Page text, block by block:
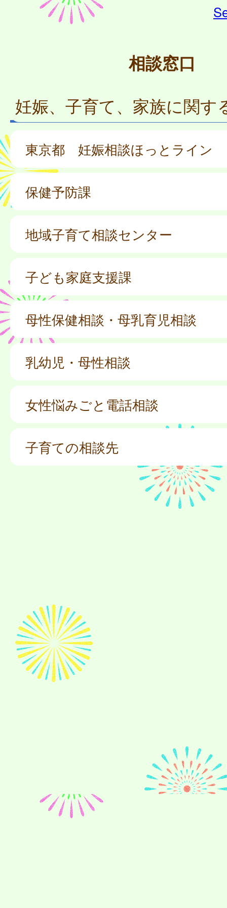
相談窓口
妊娠、子育て、家族に関す
東京都 妊娠相談ほっとライン
保健予防課
地域子育て相談センター
子ども家庭支援課
母性保健相談・母乳育児相談
乳幼児・母性相談
女性悩みごと電話相談
子育ての相談先